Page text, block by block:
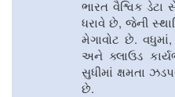
ભારત વૈશ્વિક
ધરાવે છે, જેની
મેગાવોટ છે. વધુમાં,
અને ક્લાઉડ
સુધીમાં ક્ષમતા
છે.